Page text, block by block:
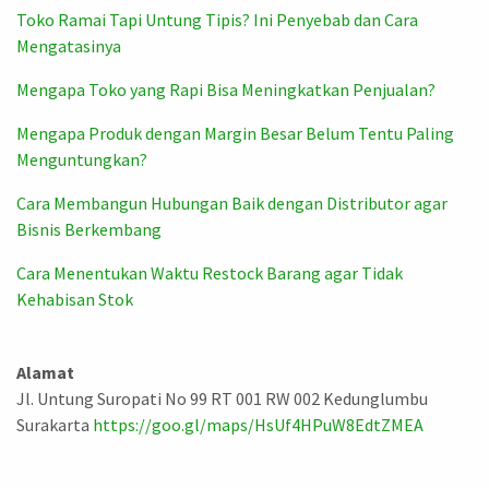
Toko Ramai Tapi Untung Tipis? Ini Penyebab dan Cara
Mengatasinya
Mengapa Toko yang Rapi Bisa Meningkatkan Penjualan?
Mengapa Produk dengan Margin Besar Belum Tentu Paling
Menguntungkan?
Cara Membangun Hubungan Baik dengan Distributor agar
Bisnis Berkembang
Cara Menentukan Waktu Restock Barang agar Tidak
Kehabisan Stok
Alamat
Jl. Untung Suropati No 99 RT 001 RW 002 Kedunglumbu
Surakarta https://goo.gl/maps/HsUf4HPuW8EdtZMEA